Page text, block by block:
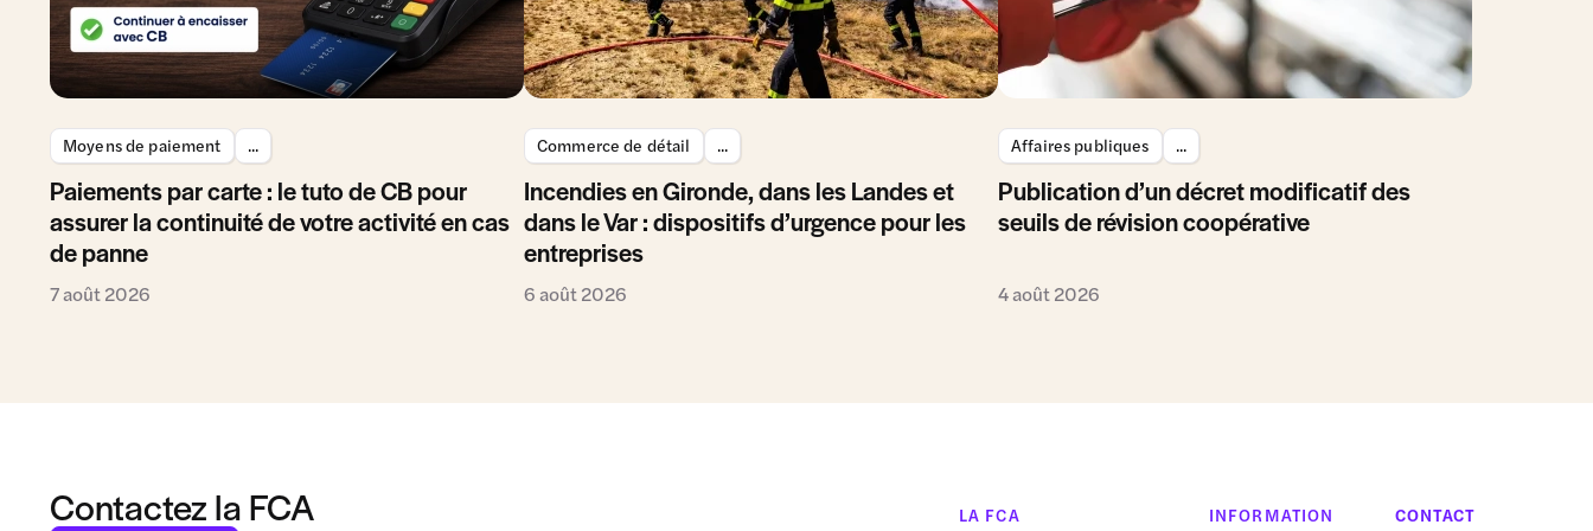
Moyens de paiement ...
Paiements par carte : le tuto de CB pour
assurer la continuité de votre activité en cas
de panne
7 août 2026
Commerce de détail ...
Incendies en Gironde, dans les Landes et
dans le Var : dispositifs d’urgence pour les
entreprises
6 août 2026
Affaires publiques ...
Publication d’un décret modificatif des
seuils de révision coopérative
4 août 2026
Contactez la FCA LA FCA INFORMATION CONTACT